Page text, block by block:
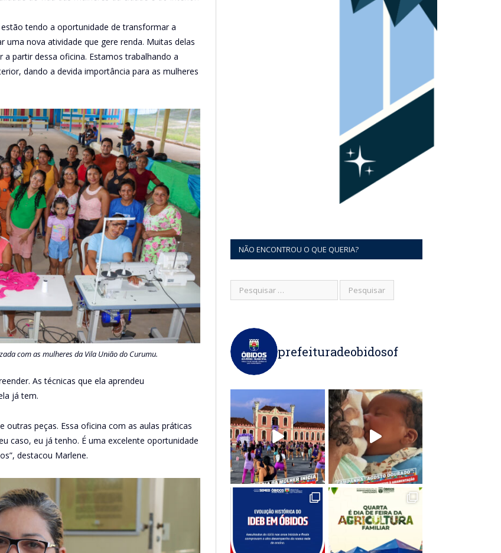
tendo a oportunidade de transformar a
uma nova atividade que gere renda. Muitas delas
partir dessa oficina. Estamos trabalhando a
dando a devida importância para as mulheres
com as mulheres da Vila União do Curumu.
As técnicas que ela aprendeu
já tem.
outras peças. Essa oficina com as aulas práticas
caso, eu já tenho. É uma excelente oportunidade
destacou Marlene.
NÃO ENCONTROU O QUE QUERIA?
prefeituradeobidosof